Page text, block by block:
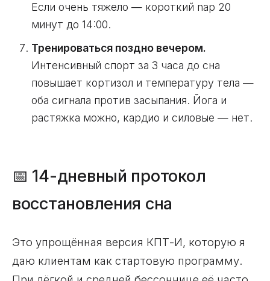
Если очень тяжело — короткий nap 20
минут до 14:00.
Тренироваться поздно вечером.
Интенсивный спорт за 3 часа до сна
повышает кортизол и температуру тела —
оба сигнала против засыпания. Йога и
растяжка можно, кардио и силовые — нет.
📅 14-дневный протокол
восстановления сна
Это упрощённая версия КПТ-И, которую я
даю клиентам как стартовую программу.